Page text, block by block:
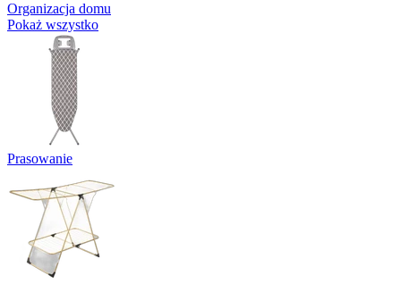
Organizacja domu
Pokaż wszystko
Prasowanie